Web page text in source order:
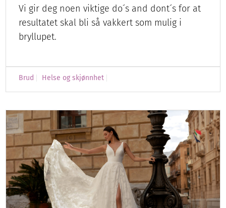
Vi gir deg noen viktige do´s and dont´s for at
resultatet skal bli så vakkert som mulig i
bryllupet.
Brud Helse og skjønnhet